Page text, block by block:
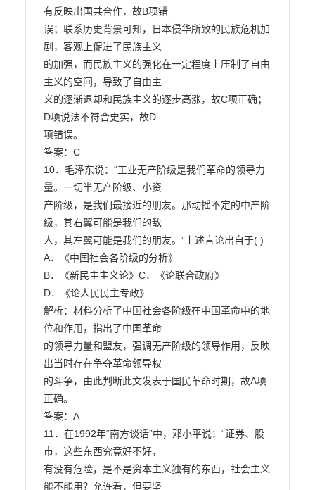
有反映出国共合作，故B项错
误；联系历史背景可知，日本侵华所致的民族危机加
剧，客观上促进了民族主义
的加强，而民族主义的强化在一定程度上压制了自由
主义的空间，导致了自由主
义的逐渐退却和民族主义的逐步高涨，故C项正确；
D项说法不符合史实，故D
项错误。
答案：C
10．毛泽东说：“工业无产阶级是我们革命的领导力
量。一切半无产阶级、小资
产阶级，是我们最接近的朋友。那动摇不定的中产阶
级，其右翼可能是我们的敌
人，其左翼可能是我们的朋友。”上述言论出自于( )
A．《中国社会各阶级的分析》
B．《新民主主义论》C．《论联合政府》
D．《论人民民主专政》
解析：材料分析了中国社会各阶级在中国革命中的地
位和作用，指出了中国革命
的领导力量和盟友，强调无产阶级的领导作用，反映
出当时存在争夺革命领导权
的斗争，由此判断此文发表于国民革命时期，故A项
正确。
答案：A
11．在1992年“南方谈话”中，邓小平说：“证券、股
市，这些东西究竟好不好，
有没有危险，是不是资本主义独有的东西，社会主义
能不能用？允许看，但要坚